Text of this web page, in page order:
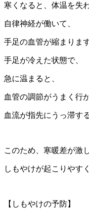
寒くなると、体温を失
自律神経が働いて、
手足の血管が縮まります
手足が冷えた状態で、
急に温まると、
血管の調節がうまく行
血流が指先にうっ滞す
このため、寒暖差が激
しもやけが起こりやす
​​【しもやけの予防】